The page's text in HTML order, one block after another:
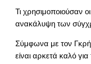
Τι χρησιμοποιούσαν
ανακάλυψη των
Σύμφωνα με τον
είναι αρκετά καλό